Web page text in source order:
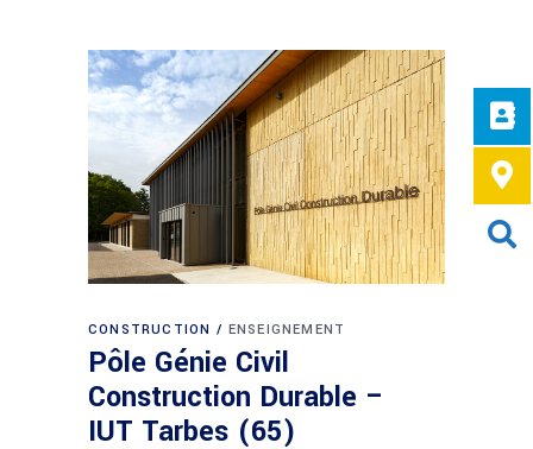
CONSTRUCTION ENSEIGNEMENT
Pôle Génie Civil
Construction Durable –
IUT Tarbes (65)